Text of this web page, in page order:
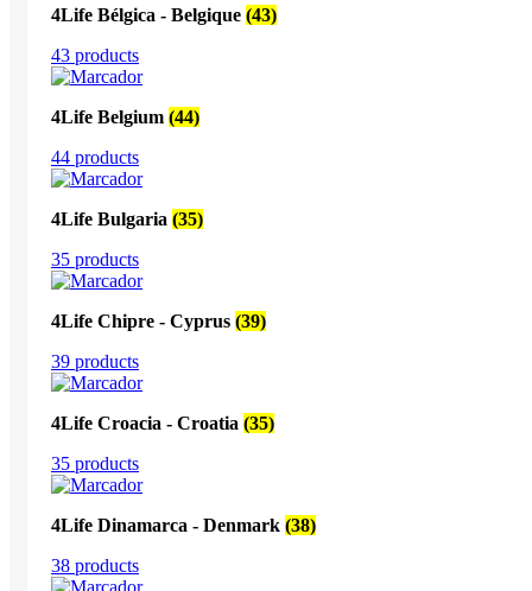
4Life Bélgica - Belgique (43)
43 products
4Life Belgium (44)
44 products
4Life Bulgaria (35)
35 products
4Life Chipre - Cyprus (39)
39 products
4Life Croacia - Croatia (35)
35 products
4Life Dinamarca - Denmark (38)
38 products